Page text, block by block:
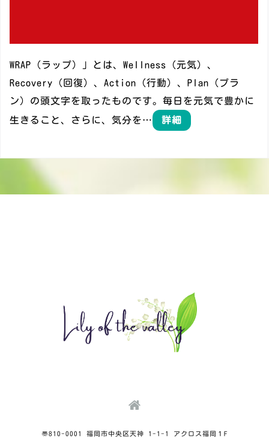
WRAP（ラップ）」とは、Wellness（元気）、
Recovery（回復）、Action（行動）、Plan（プラ
ン）の頭文字を取ったものです。毎日を元気で豊かに
生きること、さらに、気分を…
詳細
〠810-0001 福岡市中央区天神 1-1-1 アクロス福岡１F